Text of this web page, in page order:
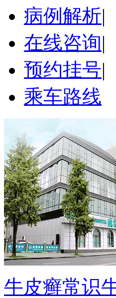
病例解析|
在线咨询|
预约挂号|
乘车路线
牛皮癣常识